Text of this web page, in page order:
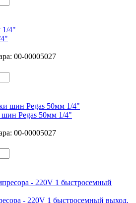
00-00005027
Pegas 50мм 1/4"
00-00005027
- 220V 1 быстросемный выход,